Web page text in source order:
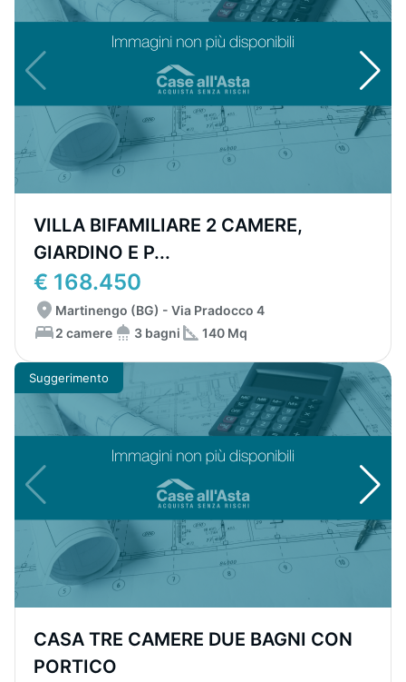
VILLA BIFAMILIARE 2 CAMERE,
GIARDINO E P...
€ 168.450
Martinengo (BG) - Via Pradocco 4
2 camere
3 bagni 140 Mq
Suggerimento
CASA TRE CAMERE DUE BAGNI CON
PORTICO